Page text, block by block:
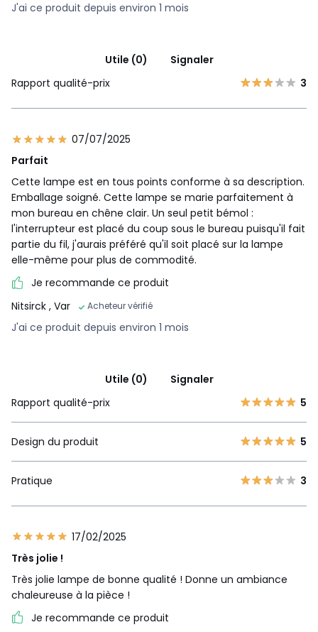
J'ai ce produit depuis environ 1 mois
Utile (0)
Signaler
Rapport qualité-prix
3
07/07/2025
Parfait
Cette lampe est en tous points conforme à sa description.
Emballage soigné. Cette lampe se marie parfaitement à
mon bureau en chêne clair. Un seul petit bémol :
l'interrupteur est placé du coup sous le bureau puisqu'il fait
partie du fil, j'aurais préféré qu'il soit placé sur la lampe
elle-même pour plus de commodité.
Je recommande ce produit
Nitsirck , Var Acheteur vérifié
J'ai ce produit depuis environ 1 mois
Utile (0)
Signaler
Rapport qualité-prix
5
Design du produit 5
Pratique 3
17/02/2025
Très jolie !
Très jolie lampe de bonne qualité ! Donne un ambiance
chaleureuse à la pièce !
Je recommande ce produit